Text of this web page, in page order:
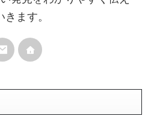
きます。